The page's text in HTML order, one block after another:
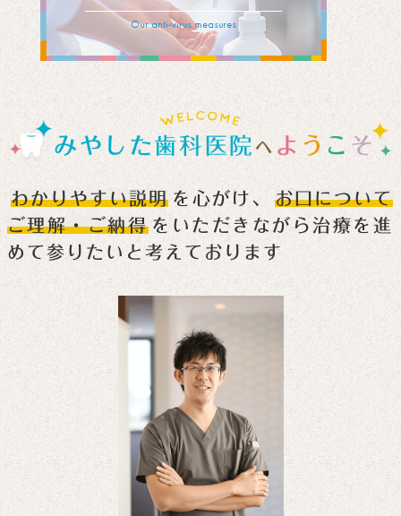
2026/3/18
4月の矯正治療日について
次回の矯正治療日は4/10(金)15:30〜、
4/11(土)午前の部となります。
ご予約お待ちしております。
2026/1/1
1月の矯正治療日について
新年明けましておめでとうございます。本年も
どうぞよろしくお願いいたします。
次回の矯正治療日は1/16(金)15:30〜、
1/17(土)9:30〜12:30となっております。歯並
び、噛み合わせでお困りの方はぜひご相談くだ
さい。ご連絡お待ちしております。
2025/11/12
12月の矯正治療日について
次回の矯正治療日は12/12(金)15:30〜、
12/13(土)午前の部となります。
ご予約お待ちしております。
2025/10/12
わかりやすい説明 を心がけ、 お口について
ご理解・ご納得 をいただきながら治療を進
めて参りたいと考えております